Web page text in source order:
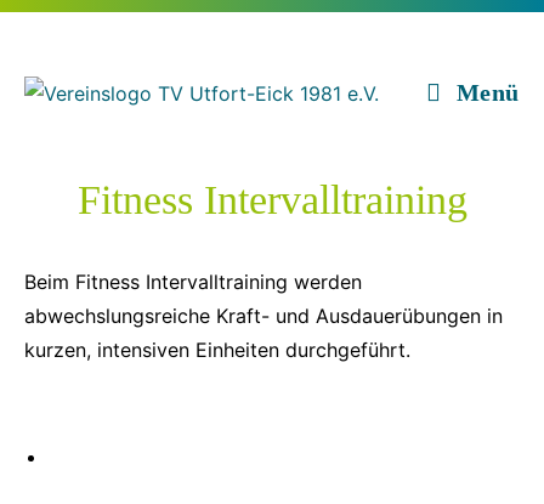
Zum
springen
Menü
Fitness Intervalltraining
Beim Fitness Intervalltraining werden
abwechslungsreiche Kraft- und Ausdauerübungen in
kurzen, intensiven Einheiten durchgeführt.